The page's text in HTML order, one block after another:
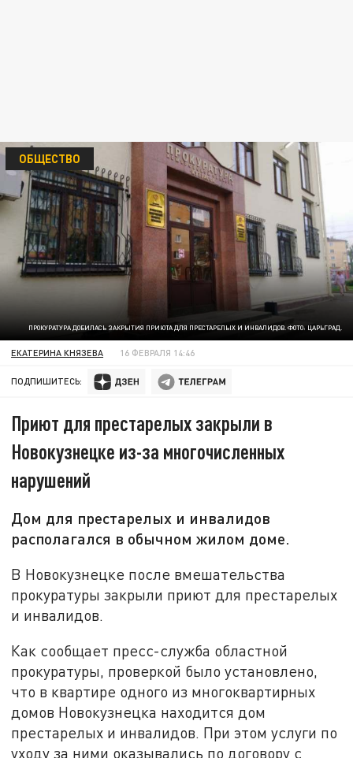
ПРОКУРАТУРА ДОБИЛАСЬ ЗАКРЫТИЯ ПРИЮТА ДЛЯ ПРЕСТАРЕЛЫХ И ИНВАЛИДОВ. ФОТО: ЦАРЬГРАД.
ОБЩЕСТВО
ЕКАТЕРИНА КНЯЗЕВА 16 ФЕВРАЛЯ 14:46
ПОДПИШИТЕСЬ:
Приют для престарелых закрыли в
Новокузнецке из-за многочисленных
нарушений
Дом для престарелых и инвалидов
располагался в обычном жилом доме.
В Новокузнецке после вмешательства
прокуратуры закрыли приют для престарелых
и инвалидов.
Как сообщает пресс-служба областной
прокуратуры, проверкой было установлено,
что в квартире одного из многоквартирных
домов Новокузнецка находится дом
престарелых и инвалидов. При этом услуги по
уходу за ними оказывались по договору с